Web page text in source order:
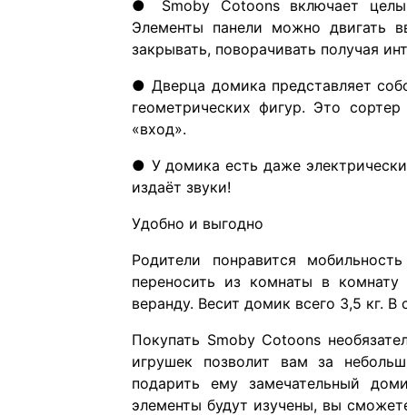
● Smoby Cotoons включает
Элементы панели можно двигать
закрывать, поворачивать получая
● Дверца домика представляет
геометрических фигур. Это
«вход».
● У домика есть даже
издаёт звуки!
Удобно и выгодно
Родители понравится
переносить из комнаты в
веранду. Весит домик всего 3,5 кг.
Покупать Smoby Cotoons
игрушек позволит вам за
подарить ему замечательный
элементы будут изучены, вы